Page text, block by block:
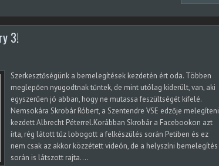
3!
Szerkesztőségünk a bemelegítések kezdetén ért oda. Többen
meglepően nyugodtnak tűntek, de mint utólag kiderült, van, aki
egyszerűen jó abban, hogy ne mutassa feszültségét kifelé.
Nemsokára Skrobár Róbert, a Szentendre VSE edzője melegíteni
kezdett Albrecht Péterrel.Korábban Skrobár a Facebookon azt
írta, rég látott tűz lobogott a felkészülés során Petiben és ez
nem csak az akkor közzétett videón, de a helyszíni bemelegítés
során is látszott rajta....